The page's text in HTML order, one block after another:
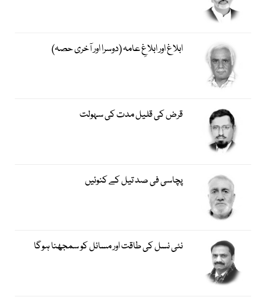
ابلاغ اور ابلاغِ عامہ (دوسرا اور آخری حصہ)
قرض کی قلیل مدت کی سہولت
پچاسی فی صد تیل کے کنوئیں
نئی نسل کی طاقت اور مسائل کو سمجھنا ہوگا